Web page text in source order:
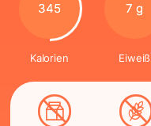
345
Kalorien
7 g
Eiweiß